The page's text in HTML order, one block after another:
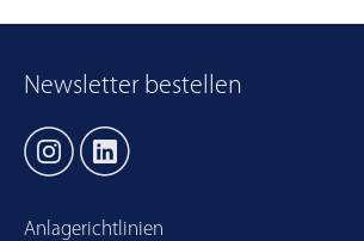
Newsletter bestellen
Anlagerichtlinien